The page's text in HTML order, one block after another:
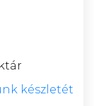
készletét